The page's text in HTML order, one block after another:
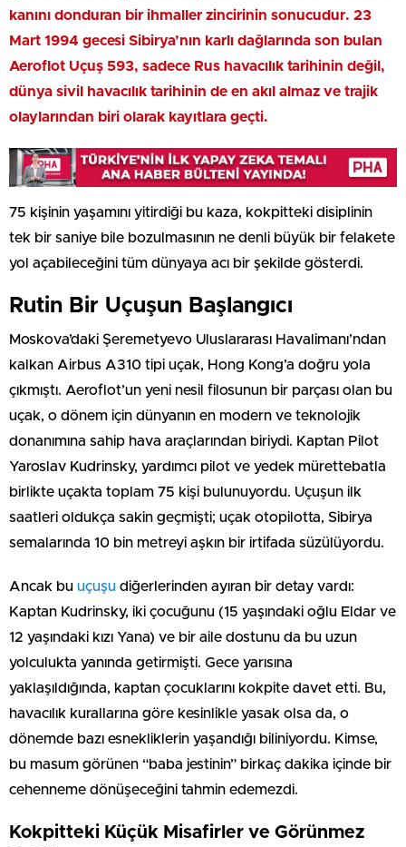
kanını donduran bir ihmaller zincirinin sonucudur. 23
Mart 1994 gecesi Sibirya’nın karlı dağlarında son bulan
Aeroflot Uçuş 593, sadece Rus havacılık tarihinin değil,
dünya sivil havacılık tarihinin de en akıl almaz ve trajik
olaylarından biri olarak kayıtlara geçti.
75 kişinin yaşamını yitirdiği bu kaza, kokpitteki disiplinin
tek bir saniye bile bozulmasının ne denli büyük bir felakete
yol açabileceğini tüm dünyaya acı bir şekilde gösterdi.
Rutin Bir Uçuşun Başlangıcı
Moskova’daki Şeremetyevo Uluslararası Havalimanı’ndan
kalkan Airbus A310 tipi uçak, Hong Kong’a doğru yola
çıkmıştı. Aeroflot’un yeni nesil filosunun bir parçası olan bu
uçak, o dönem için dünyanın en modern ve teknolojik
donanımına sahip hava araçlarından biriydi. Kaptan Pilot
Yaroslav Kudrinsky, yardımcı pilot ve yedek mürettebatla
birlikte uçakta toplam 75 kişi bulunuyordu. Uçuşun ilk
saatleri oldukça sakin geçmişti; uçak otopilotta, Sibirya
semalarında 10 bin metreyi aşkın bir irtifada süzülüyordu.
Ancak bu uçuşu diğerlerinden ayıran bir detay vardı:
Kaptan Kudrinsky, iki çocuğunu (15 yaşındaki oğlu Eldar ve
12 yaşındaki kızı Yana) ve bir aile dostunu da bu uzun
yolculukta yanında getirmişti. Gece yarısına
yaklaşıldığında, kaptan çocuklarını kokpite davet etti. Bu,
havacılık kurallarına göre kesinlikle yasak olsa da, o
dönemde bazı esnekliklerin yaşandığı biliniyordu. Kimse,
bu masum görünen “baba jestinin” birkaç dakika içinde bir
cehenneme dönüşeceğini tahmin edemezdi.
Kokpitteki Küçük Misafirler ve Görünmez